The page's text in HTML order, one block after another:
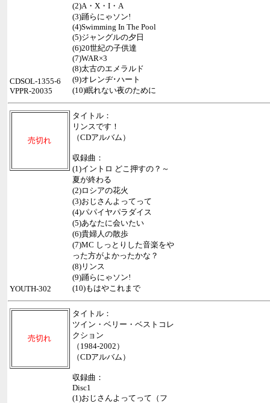
(2)A・X・I・A
(3)踊らにゃソン!
(4)Swimming In The Pool
(5)ジャングルの夕日
(6)20世紀の子供達
(7)WAR×3
(8)太古のエメラルド
(9)オレンヂ･ハート
(10)眠れない夜のために
CDSOL-1355-6
VPPR-20035
売切れ
タイトル：
リンスです！
（CDアルバム）
収録曲：
(1)イントロ どこ押すの？～
夏が終わる
(2)ロシアの花火
(3)おじさんよってって
(4)パパイヤパラダイス
(5)あなたに会いたい
(6)貴婦人の散歩
(7)MC しっとりした音楽をや
った方がよかったかな？
(8)リンス
(9)踊らにゃソン!
(10)もはやこれまで
YOUTH-302
売切れ
タイトル：
ツイン・ベリー・ベストコレ
クション
（1984-2002）
（CDアルバム）
収録曲：
Disc1
(1)おじさんよってって（フ